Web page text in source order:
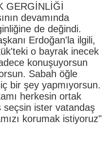
GERGİNLİĞİ
devamında
de değindi.
Erdoğan'la ilgili,
o bayrak inecek
konuşuyorsun
Sabah öğle
bir şey yapmıyorsun.
herkesin ortak
seçsin ister vatandaş
korumak istiyoruz"